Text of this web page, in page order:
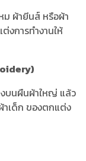
ม ผ้ายีนส์ หรือผ้า
งการทำงานให้
บนผืนผ้าใหญ่ แล้ว
าเด็ก ของตกแต่ง